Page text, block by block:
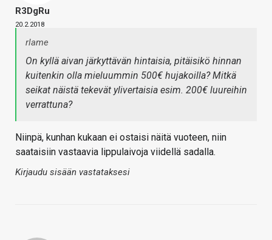
R3DgRu
20.2.2018
rlame
On kyllä aivan järkyttävän hintaisia, pitäisikö hinnan
kuitenkin olla mieluummin 500€ hujakoilla? Mitkä
seikat näistä tekevät ylivertaisia esim. 200€ luureihin
verrattuna?
Niinpä, kunhan kukaan ei ostaisi näitä vuoteen, niin
saataisiin vastaavia lippulaivoja viidellä sadalla.
Kirjaudu sisään vastataksesi